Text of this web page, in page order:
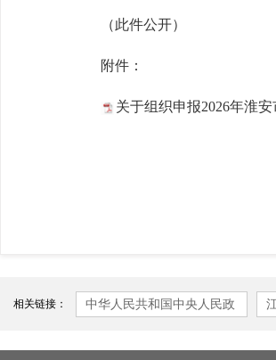
（此件公开）
附件：
关于组织申报2026年淮
相关链接：
中华人民共和国中央人民政